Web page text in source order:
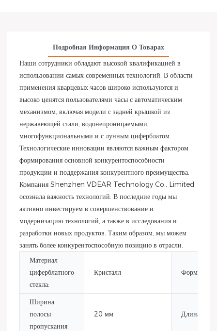
Подробная Информация О Товарах
Наши сотрудники обладают высокой квалификацией в
использовании самых современных технологий. В области
применения кварцевых часов широко используются и
высоко ценятся пользователями часы с автоматическим
механизмом, включая модели с задней крышкой из
нержавеющей стали, водонепроницаемыми,
многофункциональными и с лунным циферблатом.
Технологические инновации являются важным фактором
формирования основной конкурентоспособности
продукции и поддержания конкурентного преимущества.
Компания Shenzhen VDEAR Technology Co., Limited
осознала важность технологий. В последние годы мы
активно инвестируем в совершенствование и
модернизацию технологий, а также в исследования и
разработки новых продуктов. Таким образом, мы можем
занять более конкурентоспособную позицию в отрасли.
Материал
циферблатного
стекла:
Кристалл Форма
Ширина
полосы
пропускания:
20 мм Длина